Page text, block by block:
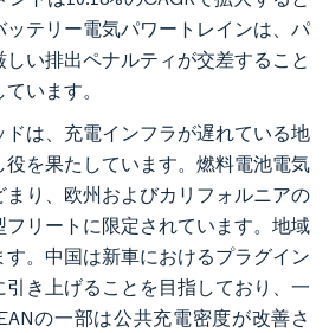
テリー電気パワートレインは、パ
い排出ペナルティが交差すること
います。
は、充電インフラが遅れている地
を果たしています。燃料電池電気
まり、欧州およびカリフォルニアの
リートに限定されています。地域
。中国は新車におけるプラグイン
き上げることを目指しており、一
の一部は公共充電密度が改善さ